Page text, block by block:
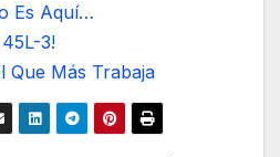
Es Aquí…
3!
Que Más Trabaja